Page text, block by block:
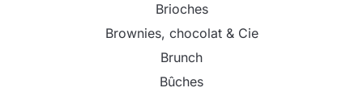
Brioches
Brownies, chocolat & Cie
Brunch
Bûches